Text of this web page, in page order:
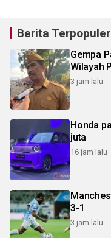
Berita Terpopuler
Gempa
Wilayah
3 jam lalu
Honda
juta
16 jam lalu
3-1
3 jam lalu